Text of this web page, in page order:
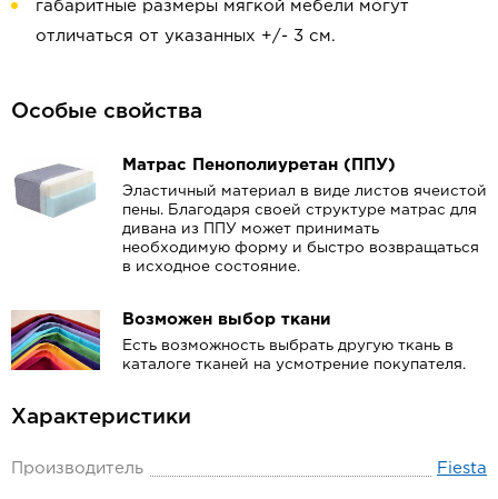
габаритные размеры мягкой мебели могут
отличаться от указанных +/- 3 см.
Особые свойства
Матрас Пенополиуретан (ППУ)
Эластичный материал в виде листов ячеистой
пены. Благодаря своей структуре матрас для
дивана из ППУ может принимать
необходимую форму и быстро возвращаться
в исходное состояние.
Возможен выбор ткани
Есть возможность выбрать другую ткань в
каталоге тканей на усмотрение покупателя.
Характеристики
Производитель Fiesta